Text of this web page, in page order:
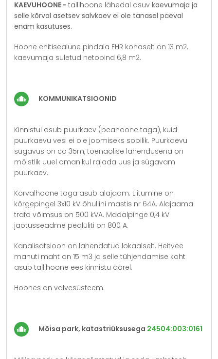
KAEVUHOONE - tallihoone lähedal asuv kaevumaja ja
selle kõrval asetsev salvkaev ei ole tänasel päeval
enam kasutuses.
Hoone ehitisealune pindala EHR kohaselt on 13 m2,
kaevumaja suletud netopind 6,8 m2.
KOMMUNIKATSIOONID
Kinnistul asub puurkaev (peahoone taga), kuid
puurkaevu vesi ei ole joomiseks sobilik. Puurkaevu
sügavus on ca 35m, tõenäolise lahendusena on
mõistlik uuel omanikul rajada uus ja sügavam
puurkaev.
Kõrvalhoone taga asub alajaam. Liitumine on
kõrgepingel 3x10 kV õhuliini mastis nr 64A. Alajaama
trafo võimsus on 500 kVA. Madalpinge 0,4 kV
jaotusseadme pealüliti on 800 A.
Kanalisatsioon on lahendatud lokaalselt. Heitvee
mahuti maht on 15 m3 ja selle tühjendamise koht
asub tallihoone ees kinnistu äärel.
Hoones on valvesüsteem.
Mõisa park, katastriüksusega 24504:003:0161